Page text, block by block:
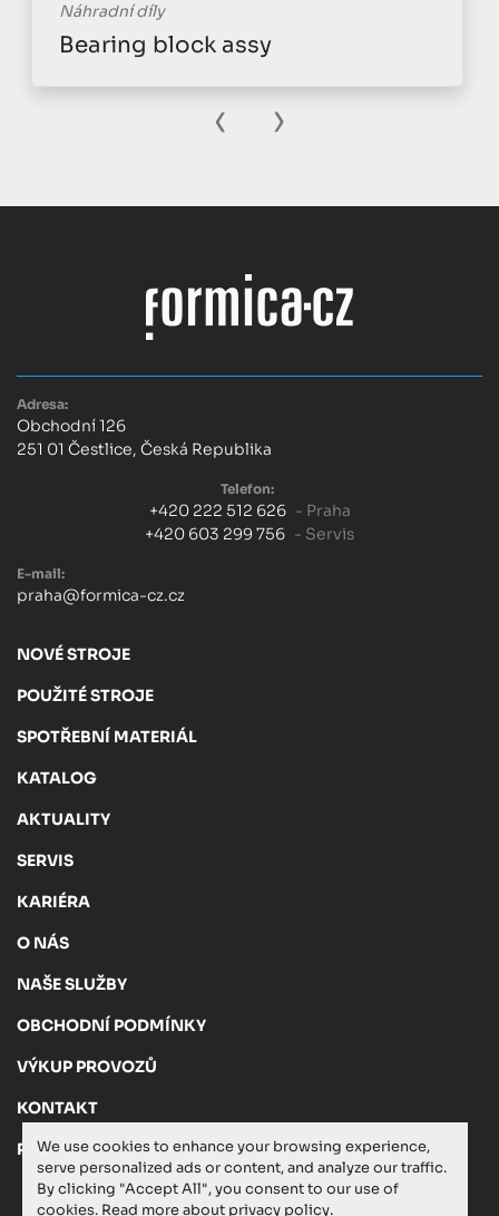
We use cookies to enhance your browsing experience,
serve personalized ads or content, and analyze our traffic.
By clicking "Accept All", you consent to our use of
cookies. Read more about privacy policy.
Náhradní díly
Bearing block assy
‹ ›
Adresa:
Obchodní 126
251 01 Čestlice, Česká Republika
Telefon:
+420 222 512 626 - Praha
+420 603 299 756 - Servis
E-mail:
praha@formica-cz.cz
NOVÉ STROJE
POUŽITÉ STROJE
SPOTŘEBNÍ MATERIÁL
KATALOG
AKTUALITY
SERVIS
KARIÉRA
O NÁS
NAŠE SLUŽBY
OBCHODNÍ PODMÍNKY
VÝKUP PROVOZŮ
KONTAKT
PRIVACY POLICY